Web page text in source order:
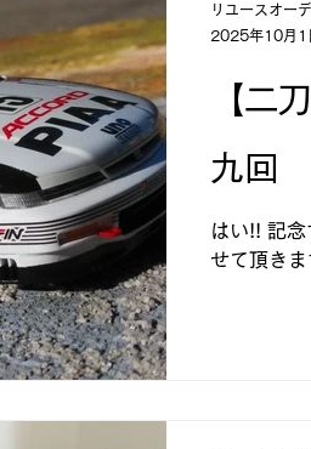
【二
九回
はい!! 記念
せて頂きま
リユースオー
2025年10月1